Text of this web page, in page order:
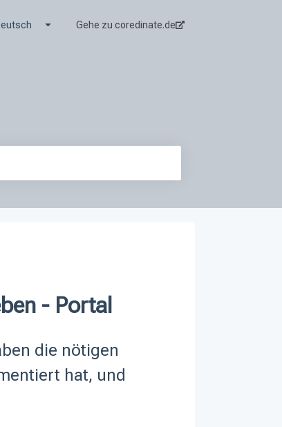
Untermenü für Übersetzungen anzeigen
Gehe zu coredinate.de
- Portal
die nötigen
hat, und